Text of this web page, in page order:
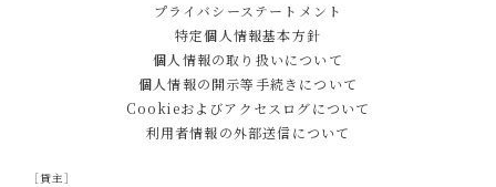
プライバシーステートメント
特定個人情報基本方針
個人情報の取り扱いについて
個人情報の開示等手続きについて
Cookieおよびアクセスログについて
利用者情報の外部送信について
［貸主］